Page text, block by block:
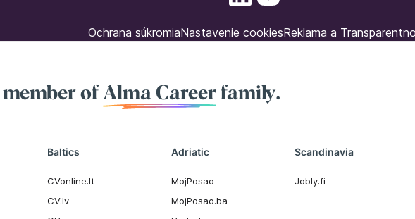
Ochrana súkromiaNastavenie cookiesReklama a
member of Alma Careerfamily.
Baltics
CVonline.lt
CV.lv
Adriatic
MojPosao
MojPosao.ba
Scandinavia
Jobly.fi